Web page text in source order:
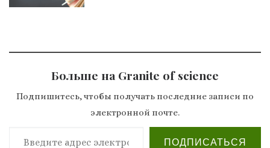
Больше на Granite of science
Подпишитесь, чтобы получать последние записи по
электронной почте.
Введите адрес электронной почты…
ПОДПИСАТЬСЯ